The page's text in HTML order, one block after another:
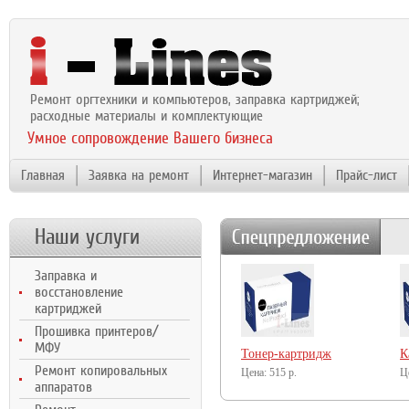
Ремонт оргтехники и компьютеров, заправка картриджей;
расходные материалы и комплектующие
Умное сопровождение Вашего бизнеса
Главная Заявка на ремонт Интернет-магазин Прайс-лист
Наши услуги
Заправка и
восстановление
картриджей
Прошивка принтеров/
МФУ
Ремонт копировальных
аппаратов
Тонер-картридж
NetProduct (N-
515 р.